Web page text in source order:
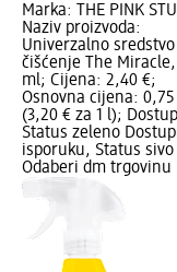
Marka: THE PINK
Naziv proizvoda:
Univerzalno sredstvo
čišćenje The
ml; Cijena: 2,40 €;
Osnovna cijena:
(3,20 € za 1 l);
Status zeleno
isporuku, Status sivo
Odaberi dm trgovinu